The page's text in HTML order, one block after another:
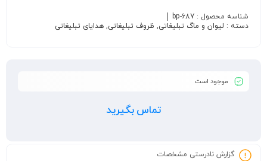
شناسه محصول : bp-687
دسته : لیوان و ماگ تبلیغاتی, ظروف تبلیغاتی, هدایای تبلیغاتی
موجود است
تماس بگیرید
گزارش نادرستی مشخصات